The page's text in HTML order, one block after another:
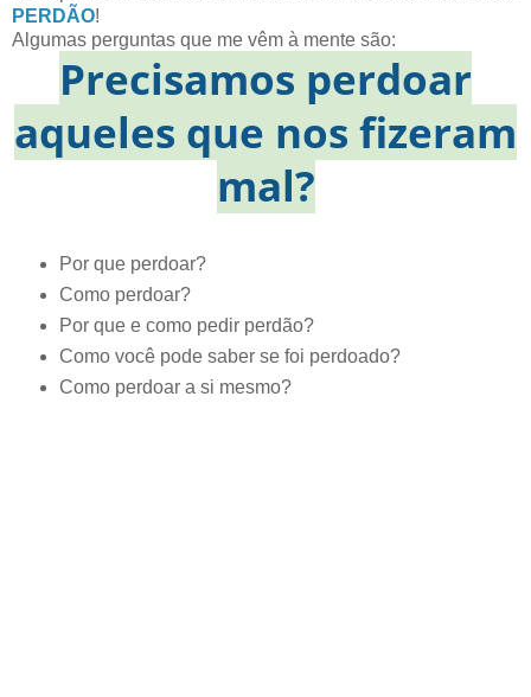
PERDÃO!
Algumas perguntas que me vêm à mente são:
Precisamos perdoar
aqueles que nos fizeram
mal?
Por que perdoar?
Como perdoar?
Por que e como pedir perdão?
Como você pode saber se foi perdoado?
Como perdoar a si mesmo?